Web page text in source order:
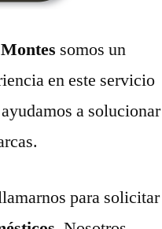
somos un
en este servicio
a solucionar
para solicitar